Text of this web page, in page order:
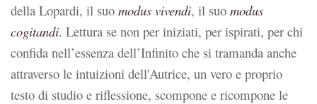
della Lopardi, il suo modus vivendi, il suo modus
cogitandi. Lettura se non per iniziati, per ispirati, per chi
confida nell’essenza dell’Infinito che si tramanda anche
attraverso le intuizioni dell'Autrice, un vero e proprio
testo di studio e riflessione, scompone e ricompone le